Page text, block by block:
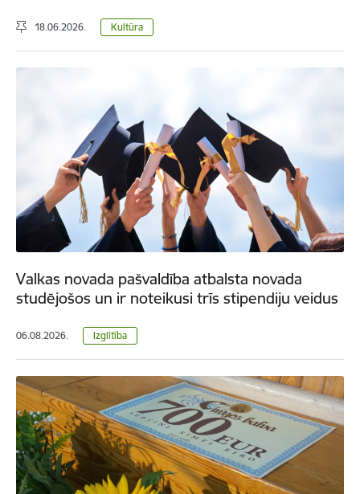
18.06.2026. Kultūra
Valkas novada pašvaldība atbalsta novada
studējošos un ir noteikusi trīs stipendiju veidus
06.08.2026. Izglītība